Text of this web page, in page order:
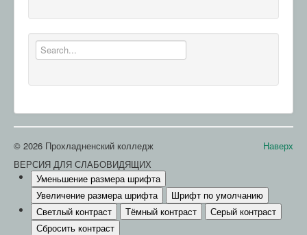
Наверх
© 2026 Прохладненский колледж
ВЕРСИЯ ДЛЯ СЛАБОВИДЯЩИХ
Уменьшение размера шрифта
Увеличение размера шрифта
Шрифт по умолчанию
Светлый контраст
Тёмный контраст
Серый контраст
Сбросить контраст